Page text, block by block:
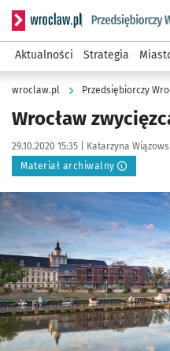
Serwis informacyjny
Aktualności Strategia
wroclaw.pl Przedsiębiorczy
Wrocław
Data publikacji:
29.10.2020 15:35 | Autor:
Katarzyna
Materiał archiwalny
Kliknij, aby powiększyć